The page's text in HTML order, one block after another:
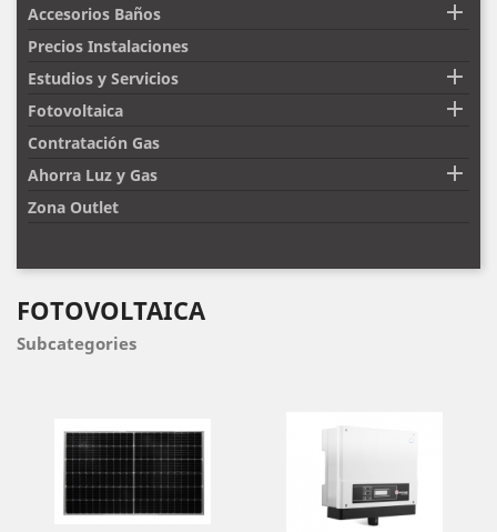
Accesorios Baños 
Precios Instalaciones
Estudios y Servicios

Fotovoltaica 
Contratación Gas
Ahorra Luz y Gas

Zona Outlet
FOTOVOLTAICA
Subcategories